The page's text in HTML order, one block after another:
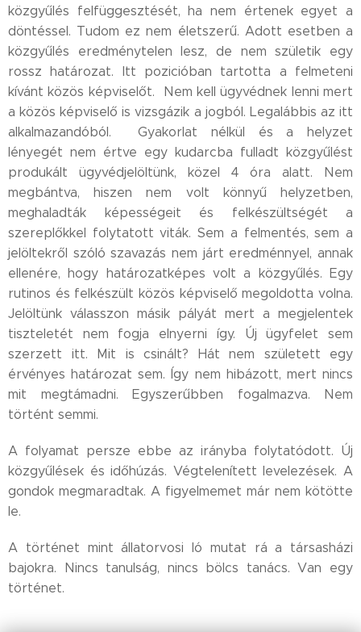
közgyűlés felfüggesztését, ha nem értenek egyet a
döntéssel. Tudom ez nem életszerű. Adott esetben a
közgyűlés eredménytelen lesz, de nem születik egy
rossz határozat. Itt pozicióban tartotta a felmeteni
kívánt közös képviselőt. Nem kell ügyvédnek lenni mert
a közös képviselő is vizsgázik a jogból. Legalábbis az itt
alkalmazandóból. Gyakorlat nélkül és a helyzet
lényegét nem értve egy kudarcba fulladt közgyűlést
produkált ügyvédjelöltünk, közel 4 óra alatt. Nem
megbántva, hiszen nem volt könnyű helyzetben,
meghaladták képességeit és felkészültségét a
szereplőkkel folytatott viták. Sem a felmentés, sem a
jelöltekről szóló szavazás nem járt eredménnyel, annak
ellenére, hogy határozatképes volt a közgyűlés. Egy
rutinos és felkészült közös képviselő megoldotta volna.
Jelöltünk válasszon másik pályát mert a megjelentek
tiszteletét nem fogja elnyerni így. Új ügyfelet sem
szerzett itt. Mit is csinált? Hát nem született egy
érvényes határozat sem. Így nem hibázott, mert nincs
mit megtámadni. Egyszerűbben fogalmazva. Nem
történt semmi.
A folyamat persze ebbe az irányba folytatódott. Új
közgyűlések és időhúzás. Végtelenített levelezések. A
gondok megmaradtak. A figyelmemet már nem kötötte
le.
A történet mint állatorvosi ló mutat rá a társasházi
bajokra. Nincs tanulság, nincs bölcs tanács. Van egy
történet.